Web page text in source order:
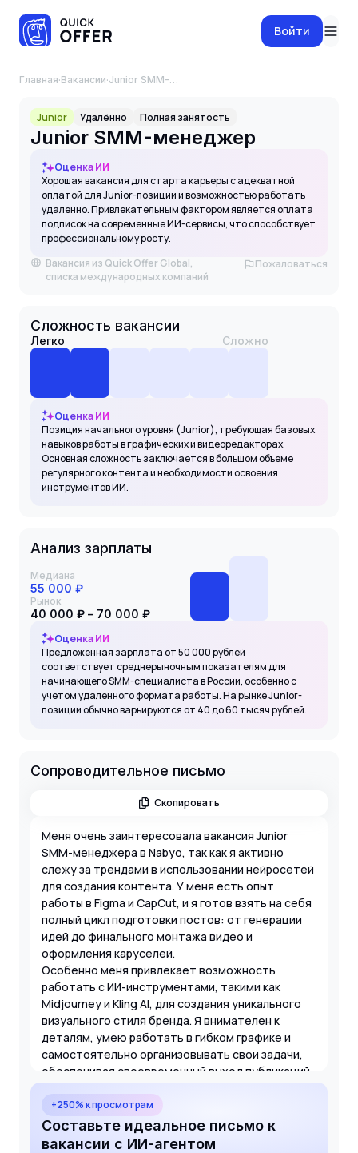
Войти
Главная·Вакансии· Junior SMM-менеджер
Junior Удалённо Полная занятость
Junior SMM-менеджер
Оценка ИИ
Хорошая вакансия для старта карьеры с адекватной
оплатой для Junior-позиции и возможностью работать
удаленно. Привлекательным фактором является оплата
подписок на современные ИИ-сервисы, что способствует
профессиональному росту.
Вакансия из Quick Offer Global,
списка международных компаний
Пожаловаться
Сложность вакансии
Легко Сложно
Оценка ИИ
Позиция начального уровня (Junior), требующая базовых
навыков работы в графических и видеоредакторах.
Основная сложность заключается в большом объеме
регулярного контента и необходимости освоения
инструментов ИИ.
Анализ зарплаты
Медиана
55 000 ₽
Рынок
40 000 ₽ – 70 000 ₽
Оценка ИИ
Предложенная зарплата от 50 000 рублей
соответствует среднерыночным показателям для
начинающего SMM-специалиста в России, особенно с
учетом удаленного формата работы. На рынке Junior-
позиции обычно варьируются от 40 до 60 тысяч рублей.
Сопроводительное письмо
Скопировать
Меня очень заинтересовала вакансия Junior
SMM-менеджера в Nabyo, так как я активно
слежу за трендами в использовании нейросетей
для создания контента. У меня есть опыт
работы в Figma и CapCut, и я готов взять на себя
полный цикл подготовки постов: от генерации
идей до финального монтажа видео и
оформления каруселей.
Особенно меня привлекает возможность
работать с ИИ-инструментами, такими как
Midjourney и Kling AI, для создания уникального
визуального стиля бренда. Я внимателен к
деталям, умею работать в гибком графике и
самостоятельно организовывать свои задачи,
обеспечивая своевременный выход публикаций
и качественную отчетность. Буду рад
обсудить, как мой креативный подход поможет
усилить присутствие Nabyo в социальных сетях.
+250% к просмотрам
Составьте идеальное письмо к
вакансии с ИИ-агентом